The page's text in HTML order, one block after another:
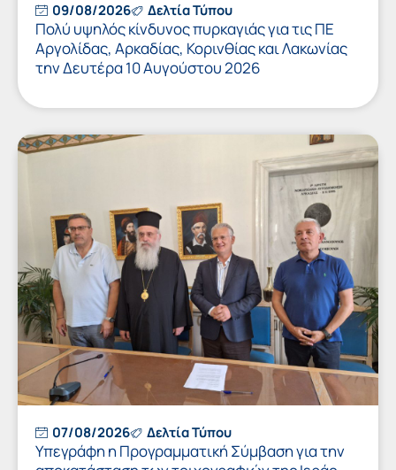
09/08/2026 Δελτία Τύπου
Πολύ υψηλός κίνδυνος πυρκαγιάς για τις ΠΕ
Αργολίδας, Αρκαδίας, Κορινθίας και Λακωνίας
την Δευτέρα 10 Αυγούστου 2026
07/08/2026 Δελτία Τύπου
Υπεγράφη η Προγραμματική Σύμβαση για την